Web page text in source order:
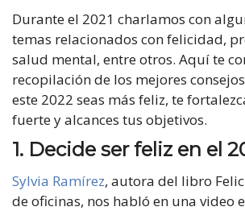
Durante el 2021 charlamos con
temas relacionados con felicidad,
salud mental, entre otros. Aquí te
recopilación de los mejores
este 2022 seas más feliz, te
fuerte y alcances tus objetivos.
1. Decide ser feliz en el
Sylvia Ramírez, autora del libro
de oficinas, nos habló en una video